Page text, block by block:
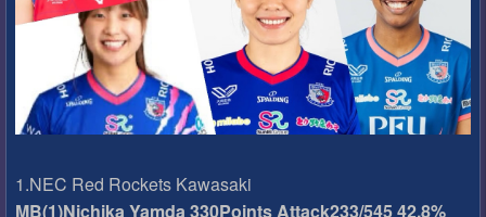
1.NEC Red Rockets Kawasaki
MB(1)Nichika Yamda 330Points Attack233/545 42.8%